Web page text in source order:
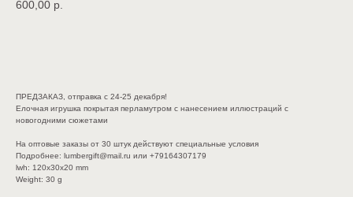
600,00 р.
ПРЕДЗАКАЗ, отправка с 24-25 декабря!
Елочная игрушка покрытая перламутром с нанесением иллюстраций с
новогодними сюжетами
На оптовые заказы от 30 штук действуют специальные условия
Подробнее: lumbergift@mail.ru или +79164307179
lwh: 120x30x20 mm
Weight: 30 g